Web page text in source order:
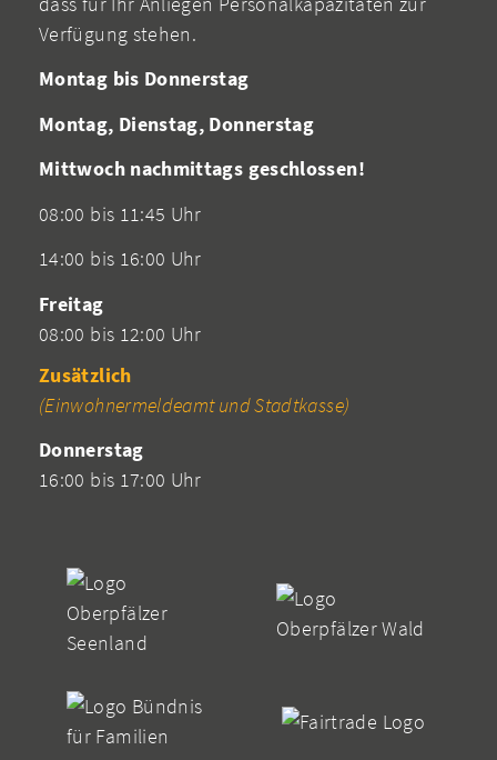
Verfügung stehen.
Montag bis Donnerstag
Montag, Dienstag, Donnerstag
Mittwoch nachmittags geschlossen!
08:00 bis 11:45 Uhr
14:00 bis 16:00 Uhr
Freitag
08:00 bis 12:00 Uhr
Zusätzlich
(Einwohnermeldeamt und Stadtkasse)
Donnerstag
16:00 bis 17:00 Uhr